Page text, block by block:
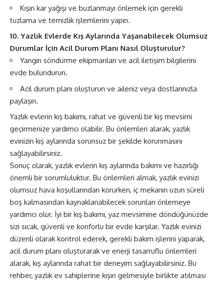
Kışın kar yağışı ve buzlanmayı önlemek için gerekli
tuzlama ve temizlik işlemlerini yapın.
10. Yazlık Evlerde Kış Aylarında Yaşanabilecek Olumsuz
Durumlar İçin Acil Durum Planı Nasıl Oluşturulur?
Yangın söndürme ekipmanları ve acil iletişim bilgilerini
evde bulundurun.
Acil durum planı oluşturun ve aileniz veya dostlarınızla
paylaşın.
Yazlık evlerin kış bakımı, rahat ve güvenli bir kış mevsimi
geçirmenize yardımcı olabilir. Bu önlemleri alarak, yazlık
evinizin kış aylarında sorunsuz bir şekilde korunmasını
sağlayabilirsiniz.
Sonuç olarak, yazlık evlerin kış aylarında bakımı ve hazırlığı
önemli bir sorumluluktur. Bu önlemleri almak, yazlık evinizi
olumsuz hava koşullarından korurken, iç mekanın uzun süreli
boş kalmasından kaynaklanabilecek sorunları önlemeye
yardımcı olur. İyi bir kış bakımı, yaz mevsimine döndüğünüzde
sizi sıcak, güvenli ve konforlu bir evde karşılar. Yazlık evinizi
düzenli olarak kontrol ederek, gerekli bakım işlerini yaparak,
acil durum planı oluşturarak ve enerji tasarruflu önlemleri
alarak, kış aylarında rahat bir deneyim sağlayabilirsiniz. Bu
rehber, yazlık ev sahiplerine kışın gelmesiyle birlikte atılması